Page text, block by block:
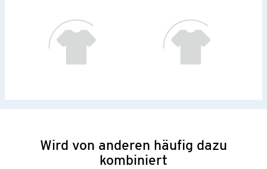
Wird von anderen häufig dazu
kombiniert